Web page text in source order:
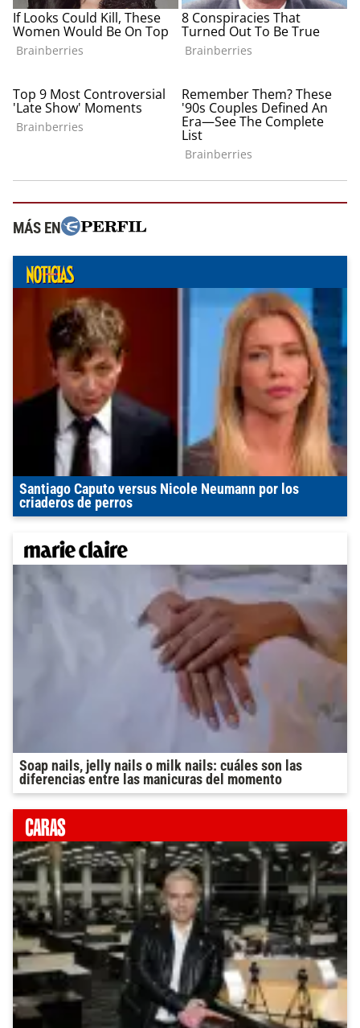
MÁS EN
Santiago Caputo versus Nicole Neumann por los
criaderos de perros
Soap nails, jelly nails o milk nails: cuáles son las
diferencias entre las manicuras del momento